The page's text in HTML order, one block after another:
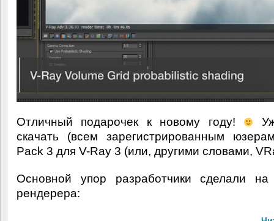
Отличный подарочек к новому году!
скачать (всем зарегистрированным
Pack 3 для V-Ray 3 (или, другими словами,
Основной упор разработчики сделали на
рендерера: